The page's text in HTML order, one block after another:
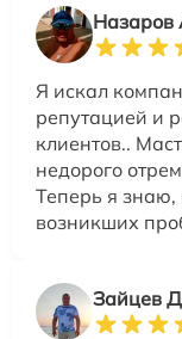
Назаров
Я искал
репутацией и
клиентов..
недорого
Теперь я знаю,
возникших
Зайцев